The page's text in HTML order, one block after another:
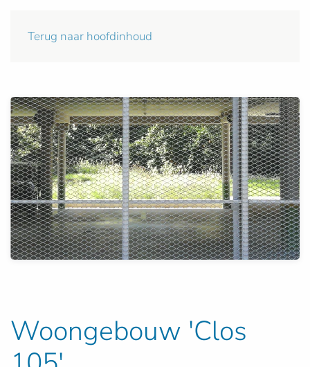
Terug naar hoofdinhoud
Woongebouw 'Clos